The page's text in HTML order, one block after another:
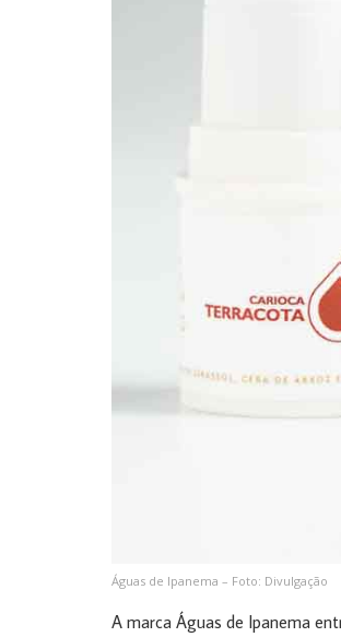
Águas de Ipanema – Foto: Divulgação
A marca Águas de Ipanema